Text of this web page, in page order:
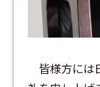
皆様方には